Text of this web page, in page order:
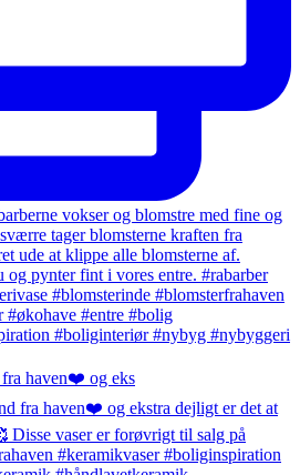
fra haven❤️ og eks